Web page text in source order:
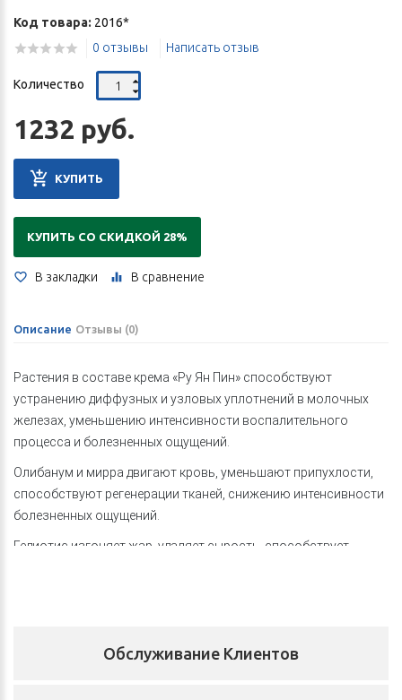
Код товара: 2016*
0 отзывы
Написать отзыв
Количество
1232 руб.
КУПИТЬ
КУПИТЬ СО СКИДКОЙ 28%
В закладки В сравнение
Описание Отзывы (0)
Растения в составе крема «Ру Ян Пин» способствуют
устранению диффузных и узловых уплотнений в молочных
железах, уменьшению интенсивности воспалительного
процесса и болезненных ощущений.
Олибанум и мирра двигают кровь, уменьшают припухлости,
способствуют регенерации тканей, снижению интенсивности
болезненных ощущений.
Гедиотис изгоняет жар, удаляет сырость, способствует
застойные явления в молочных железах, оказывают
Обслуживание Клиентов